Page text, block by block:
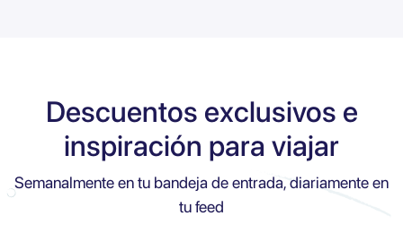
Descuentos exclusivos e
inspiración para viajar
Semanalmente en tu bandeja de entrada, diariamente en
tu feed